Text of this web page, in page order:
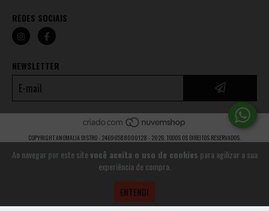
Ao navegar por este sitevocê aceita o uso de cookies para agilizar a sua
experiência de compra.
ENTENDI
REDES SOCIAIS
NEWSLETTER
COPYRIGHT ANOMALIA DISTRO - 24696588000128 - 2026. TODOS OS DIREITOS RESERVADOS.